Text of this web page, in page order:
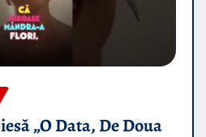
„O Data, De Doua